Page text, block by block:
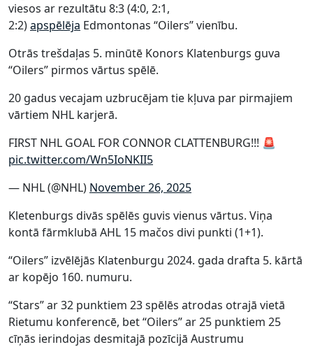
viesos ar rezultātu 8:3 (4:0, 2:1,
2:2)apspēlēja Edmontonas “Oilers” vienību.
Otrās trešdaļas 5. minūtē Konors Klatenburgs guva
“Oilers” pirmos vārtus spēlē.
20 gadus vecajam uzbrucējam tie kļuva par pirmajiem
vārtiem NHL karjerā.
FIRST NHL GOAL FOR CONNOR CLATTENBURG!!! 🚨
pic.twitter.com/Wn5IoNKII5
— NHL (@NHL) November 26, 2025
Kletenburgs divās spēlēs guvis vienus vārtus. Viņa
kontā fārmklubā AHL 15 mačos divi punkti (1+1).
“Oilers” izvēlējās Klatenburgu 2024. gada drafta 5. kārtā
ar kopējo 160. numuru.
“Stars” ar 32 punktiem 23 spēlēs atrodas otrajā vietā
Rietumu konferencē, bet “Oilers” ar 25 punktiem 25
cīņās ierindojas desmitajā pozīcijā Austrumu